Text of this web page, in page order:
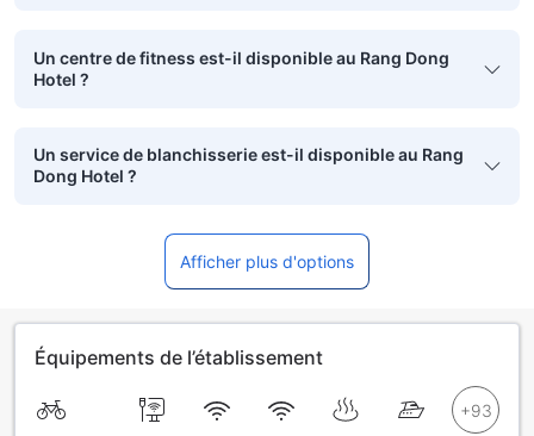
Un centre de fitness est-il disponible au Rang Dong
Hotel ?
Un service de blanchisserie est-il disponible au Rang
Dong Hotel ?
Afficher plus d'options
Équipements de l’établissement